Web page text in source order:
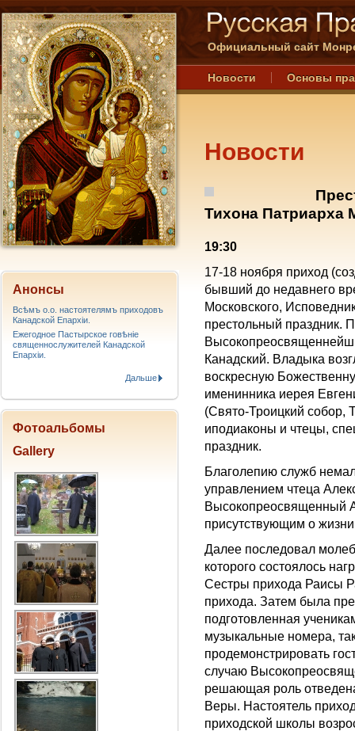
Официальный сайт
Новости Основы
Новости
Тихона Патриарха
19:30
17-18 ноября приход
бывший до недавнего
Московского,
престольный праздник.
Канадский. Владыка
воскресную
именинника иерея
(Свято-Троицкий собор,
иподиаконы и чтецы,
праздник.
Благолепию служб
управлением чтеца
Высокопреосвященный
присутствующим о
Далее последовал
которого состоялось
Сестры прихода Раисы
прихода. Затем была
подготовленная
музыкальные номера,
продемонстрировать
случаю
решающая роль
Веры. Настоятель
приходской школы
Анонсы
Всѣмъ о.о. настоятелямъ приходовъ
Канадской Епархiи.
Ежегодное Пастырское говѣніе
священнослужителей Канадской
Епархіи.
Дальше
Фотоальбомы
Gallery